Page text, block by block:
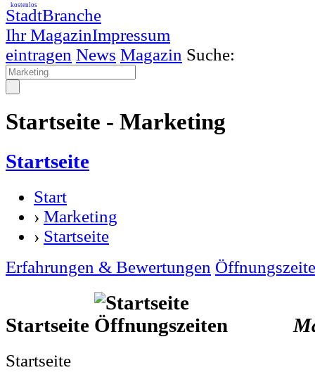
StadtBranche
Ihr MagazinImpressum
kostenlos
eintragen News Magazin Suche:
Startseite - Marketing
Startseite
Start
› Marketing
› Startseite
Erfahrungen & Bewertungen
Startseite
Startseite